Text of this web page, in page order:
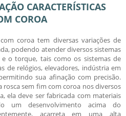
CARACTERÍSTICAS
COROA
coroa tem diversas variações de
podendo atender diversos sistemas
o torque, tais como os sistemas de
de relógios, elevadores, indústria em
sua afinação com precisão.
rosca sem fim com coroa nos diversos
ela deve ser fabricada com materiais
um desenvolvimento acima do
acarreta em uma alta